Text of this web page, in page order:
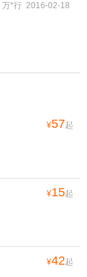
万*行 2016-02-18
¥57起
¥15起
¥42起